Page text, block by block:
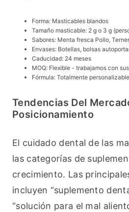
Forma: Masticables blandos
Tamaño masticable: 2 g o 3 g
Sabores: Menta fresca Pollo,
Envases: Botellas, bolsas
Caducidad: 24 meses
MOQ: Flexible - trabajamos con
Fórmula: Totalmente personalizable
Tendencias Del
Posicionamiento
El cuidado dental de las
las categorías de
crecimiento. Las
incluyen “suplemento
“solución para el mal